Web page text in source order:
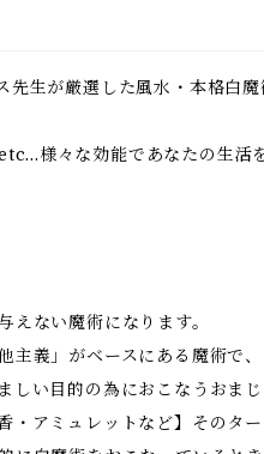
生が厳選した風水・本格白魔
様々な効能であなたの生活
ない魔術になります。
主義」がベースにある魔術で
い目的の為におこなうおまじ
・アミュレットなど】そのタ